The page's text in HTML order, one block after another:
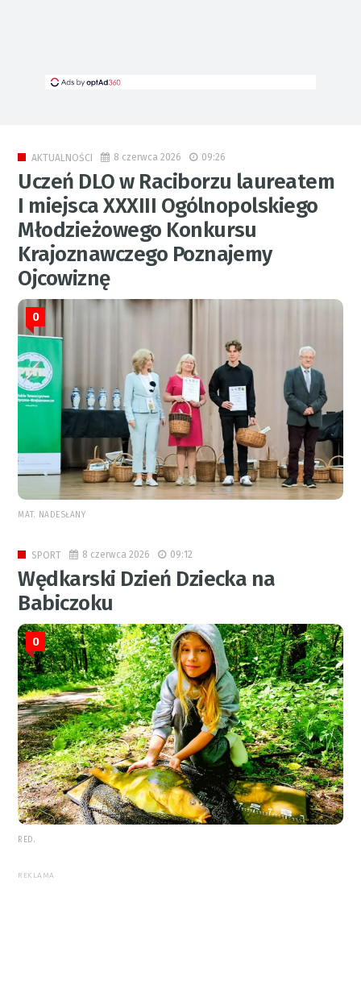
AKTUALNOŚCI 8 czerwca 2026 09:26
Uczeń DLO w Raciborzu laureatem
I miejsca XXXIII Ogólnopolskiego
Młodzieżowego Konkursu
Krajoznawczego Poznajemy
Ojcowiznę
0
MAT. NADESŁANY
SPORT 8 czerwca 2026 09:12
Wędkarski Dzień Dziecka na
Babiczoku
0
RED.
REKLAMA